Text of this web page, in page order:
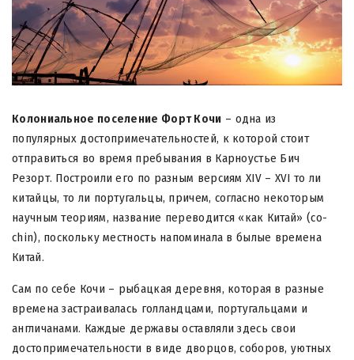
Колониальное поселение Форт Кочи – одна из
популярных достопримечательностей, к которой стоит
отправиться во время пребывания в Карноустье Бич
Резорт. Построили его по разным версиям XIV – XVI то ли
китайцы, то ли португальцы, причем, согласно некоторым
научным теориям, название переводится «как Китай» (co-
chin), поскольку местность напоминала в былые времена
Китай.
Сам по себе Кочи – рыбацкая деревня, которая в разные
времена застраивалась голландцами, португальцами и
англичанами. Каждые державы оставляли здесь свои
достопримечательности в виде дворцов, соборов, уютных